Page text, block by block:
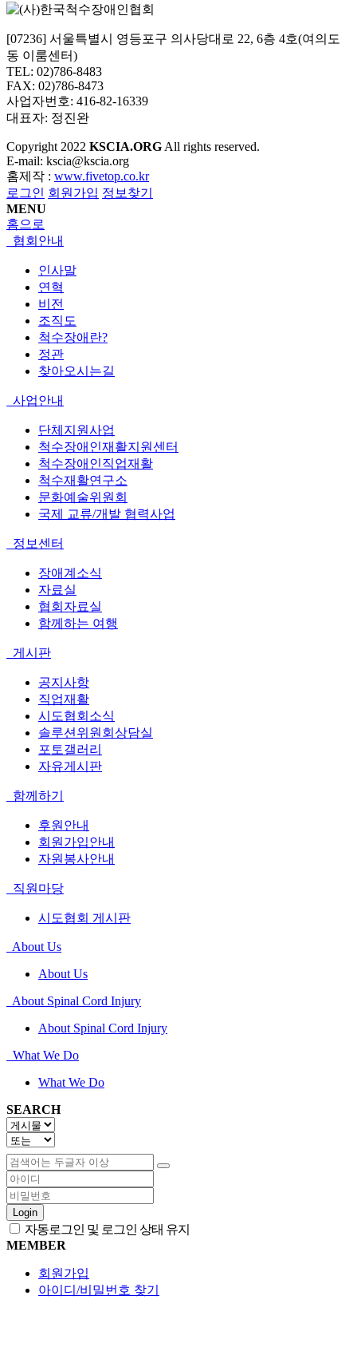
[07236] 서울특별시 영등포구 의사당대로 22, 6층 4호(여의도
동 이룸센터)
TEL: 02)786-8483
FAX: 02)786-8473
사업자번호: 416-82-16339
대표자: 정진완
Copyright 2022 KSCIA.ORG All rights reserved.
E-mail: kscia@kscia.org
홈제작 : www.fivetop.co.kr
로그인 회원가입 정보찾기
MENU
홈으로
협회안내
인사말
연혁
비전
조직도
척수장애란?
정관
찾아오시는길
사업안내
단체지원사업
척수장애인재활지원센터
척수장애인직업재활
척수재활연구소
문화예술위원회
국제 교류/개발 협력사업
정보센터
장애계소식
자료실
협회자료실
함께하는 여행
게시판
공지사항
직업재활
시도협회소식
솔루션위원회상담실
포토갤러리
자유게시판
함께하기
후원안내
회원가입안내
자원봉사안내
직원마당
시도협회 게시판
About Us
About Us
About Spinal Cord Injury
About Spinal Cord Injury
What We Do
What We Do
SEARCH
Login
자동로그인 및 로그인 상태 유지
MEMBER
회원가입
아이디/비밀번호 찾기